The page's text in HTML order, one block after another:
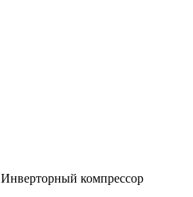
Инверторный компрессор